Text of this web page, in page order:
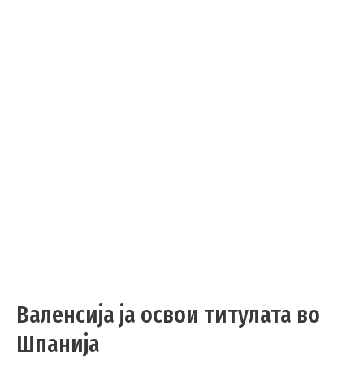
Валенсија ја освои титулата во
Шпанија